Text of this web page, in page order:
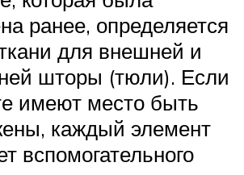
ранее, определяется
для внешней и
шторы (тюли). Если
имеют место быть
каждый элемент
вспомогательного